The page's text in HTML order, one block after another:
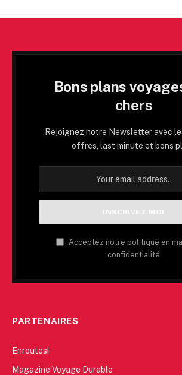
Bons plans
chers
Rejoignez notre Newsletter avec
offres, last minute et bons
Acceptez notre politique en
confidentialité
PARTENAIRES
Enroutes!
Magazine Voyage Durable